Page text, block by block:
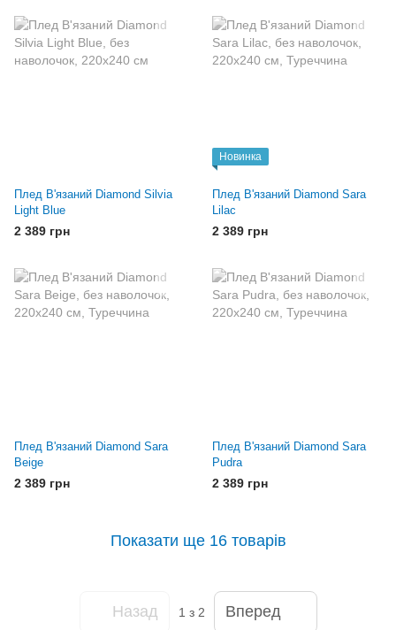
Плед В'язаний Diamond Silvia
Light Blue
2 389 грн
Новинка
Плед В'язаний Diamond Sara
Lilac
2 389 грн
Плед В'язаний Diamond Sara
Beige
2 389 грн
Плед В'язаний Diamond Sara
Pudra
2 389 грн
Показати ще 16 товарів
Назад 1 з 2 Вперед